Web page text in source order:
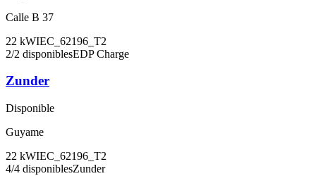
Calle B 37
22 kWIEC_62196_T2
2/2 disponiblesEDP Charge
Zunder
Disponible
Guyame
22 kWIEC_62196_T2
4/4 disponiblesZunder